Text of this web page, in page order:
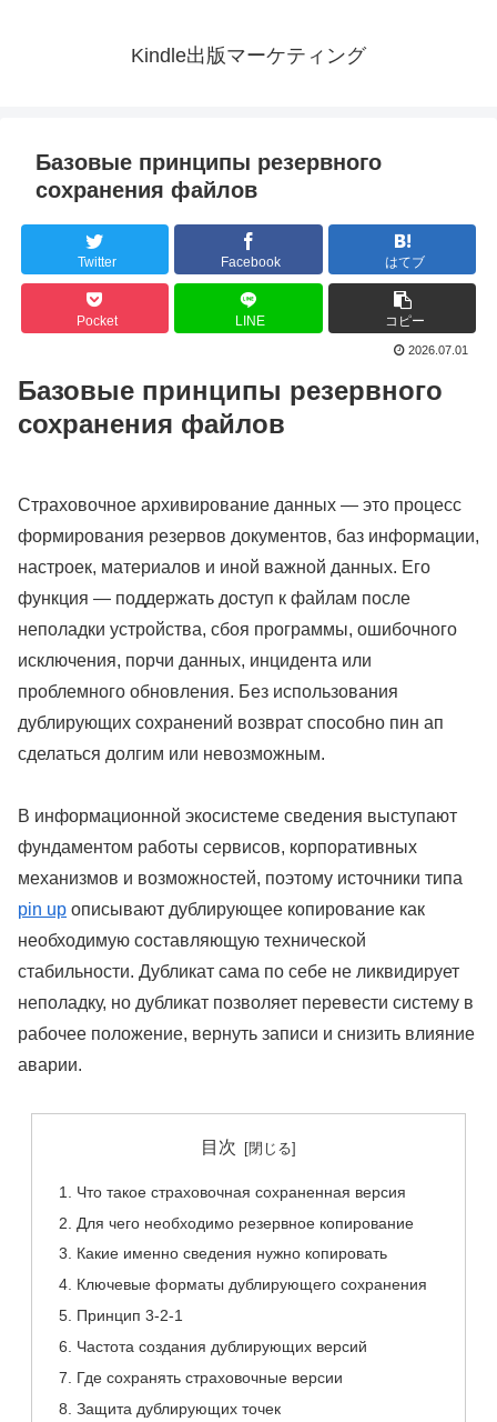
Kindle出版マーケティング
Базовые принципы резервного
сохранения файлов
Twitter Facebook はてブ
Pocket LINE コピー
2026.07.01
Базовые принципы резервного
сохранения файлов
Страховочное архивирование данных — это процесс
формирования резервов документов, баз информации,
настроек, материалов и иной важной данных. Его
функция — поддержать доступ к файлам после
неполадки устройства, сбоя программы, ошибочного
исключения, порчи данных, инцидента или
проблемного обновления. Без использования
дублирующих сохранений возврат способно пин ап
сделаться долгим или невозможным.
В информационной экосистеме сведения выступают
фундаментом работы сервисов, корпоративных
механизмов и возможностей, поэтому источники типа
pin up описывают дублирующее копирование как
необходимую составляющую технической
стабильности. Дубликат сама по себе не ликвидирует
неполадку, но дубликат позволяет перевести систему в
рабочее положение, вернуть записи и снизить влияние
аварии.
目次
Что такое страховочная сохраненная версия
Для чего необходимо резервное копирование
Какие именно сведения нужно копировать
Ключевые форматы дублирующего сохранения
Принцип 3-2-1
Частота создания дублирующих версий
Где сохранять страховочные версии
Защита дублирующих точек